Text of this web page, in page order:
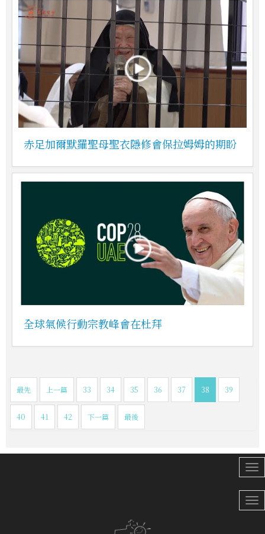
赤足加爾默羅聖母聖衣隱修會保拉姆姆的期盼
全球氣候行動宗教峰會在杜拜
最先 上一篇 33 34 35 36 37 38 39
40 41 42 下一篇 最後